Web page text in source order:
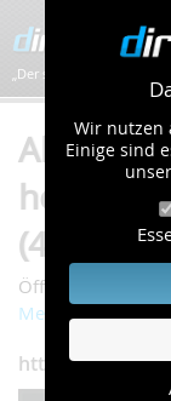
Wir nutzen
Einige sind
„Der schnellste Bilder-
Album
head,
(447
Öffentliche Galerie
Metaverse
https://